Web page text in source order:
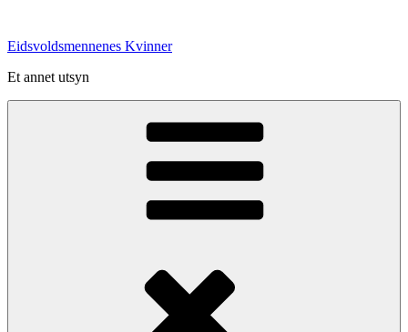
innhold
Eidsvoldsmennenes Kvinner
Et annet utsyn